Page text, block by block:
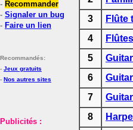
- Recommander
- Signaler un bug
- Faire un lien
Recommandés:
- Jeux gratuits
- Nos autres sites
Publicités :
3
Flûte
4
5
6
7
8